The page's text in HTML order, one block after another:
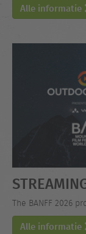
Alle informatie
The BANFF 2026
Alle informatie